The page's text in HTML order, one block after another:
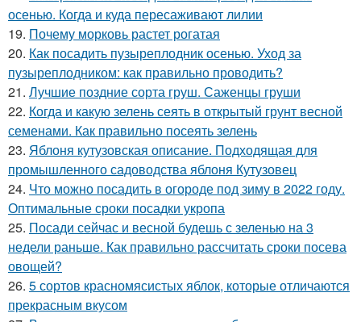
осенью. Когда и куда пересаживают лилии
19. Почему морковь растет рогатая
20. Как посадить пузыреплодник осенью. Уход за
пузыреплодником: как правильно проводить?
21. Лучшие поздние сорта груш. Саженцы груши
22. Когда и какую зелень сеять в открытый грунт весной
семенами. Как правильно посеять зелень
23. Яблоня кутузовская описание. Подходящая для
промышленного садоводства яблоня Кутузовец
24. Что можно посадить в огороде под зиму в 2022 году.
Оптимальные сроки посадки укропа
25. Посади сейчас и весной будешь с зеленью на 3
недели раньше. Как правильно рассчитать сроки посева
овощей?
26. 5 сортов красномясистых яблок, которые отличаются
прекрасным вкусом